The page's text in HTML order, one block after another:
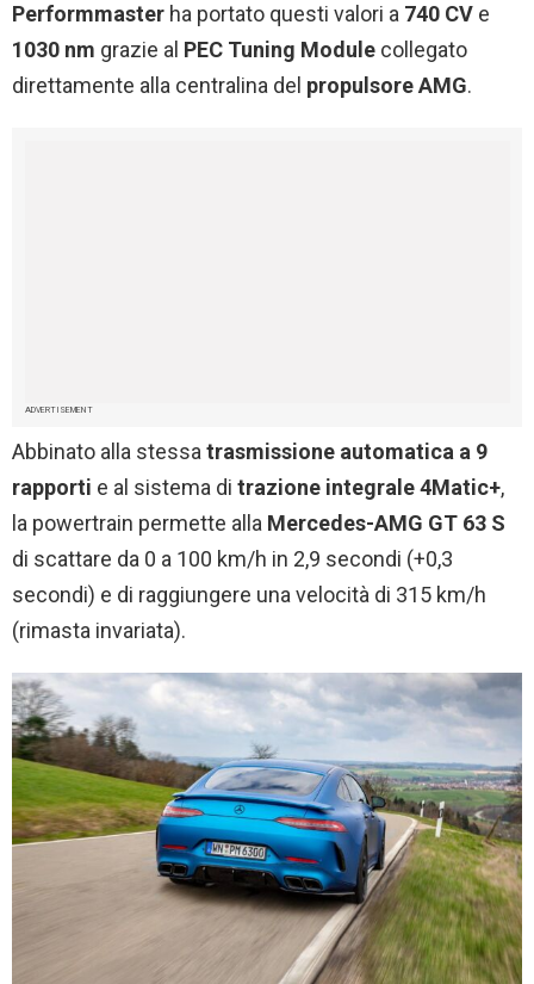
Performmaster ha portato questi valori a 740 CV e
1030 nm grazie al PEC Tuning Module collegato
direttamente alla centralina del propulsore AMG.
ADVERTISEMENT
Abbinato alla stessatrasmissione automatica a 9
rapporti e al sistema di trazione integrale 4Matic+,
la powertrain permette alla Mercedes-AMG GT 63 S
di scattare da 0 a 100 km/h in 2,9 secondi (+0,3
secondi) e di raggiungere una velocità di 315 km/h
(rimasta invariata).